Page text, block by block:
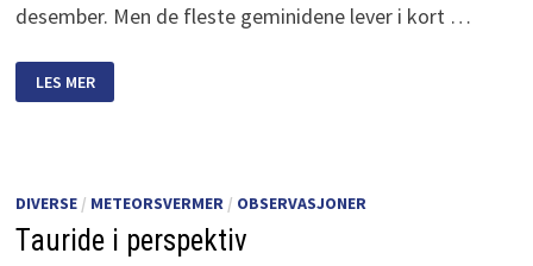
desember. Men de fleste geminidene lever i kort …
GEMINIDENE
LES MER
DIVERSE/ METEORSVERMER/ OBSERVASJONER
Tauride i perspektiv